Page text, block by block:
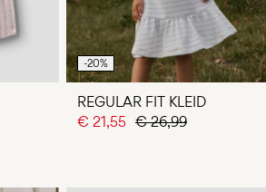
-20%
REGULAR FIT KLEID
€ 21,55 € 26,99